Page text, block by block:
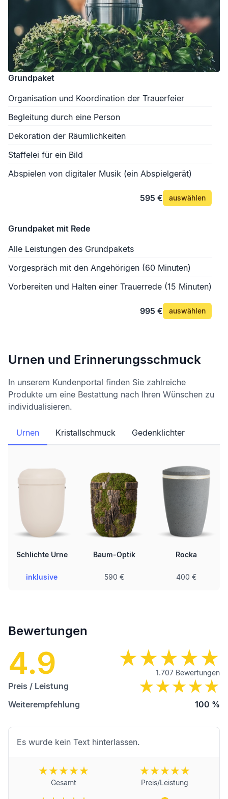
Grundpaket
Organisation und Koordination der Trauerfeier
Begleitung durch eine Person
Dekoration der Räumlichkeiten
Staffelei für ein Bild
Abspielen von digitaler Musik (ein Abspielgerät)
595 € auswählen
Grundpaket mit Rede
Alle Leistungen des Grundpakets
Vorgespräch mit den Angehörigen (60 Minuten)
Vorbereiten und Halten einer Trauerrede (15 Minuten)
995 € auswählen
Urnen und Erinnerungsschmuck
In unserem Kundenportal finden Sie zahlreiche
Produkte um eine Bestattung nach Ihren Wünschen zu
individualisieren.
Urnen Kristallschmuck Gedenklichter
Schlichte Urne
inklusive
Baum-Optik
590 €
Rocka
400 €
Bewertungen
4.9 1.707 Bewertungen
Preis / Leistung
Weiterempfehlung
100 %
Es wurde kein Text hinterlassen.
Gesamt Preis/Leistung